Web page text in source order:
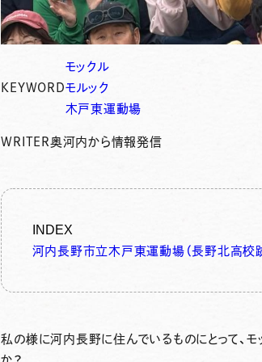
KEYWORD
モックル
モルック
木戸東運動場
WRITER奥河内から情報発信
INDEX
河内長野市立木戸東運動場（長野北高校
私の様に河内長野に住んでいるものにとって、